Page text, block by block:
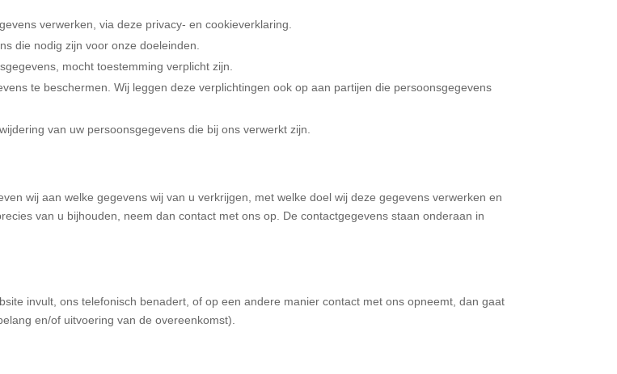
verwerken, via deze privacy- en cookieverklaring.
die nodig zijn voor onze doeleinden.
mocht toestemming verplicht zijn.
te beschermen. Wij leggen deze verplichtingen ook op aan partijen die persoonsgegevens
van uw persoonsgegevens die bij ons verwerkt zijn.
wij aan welke gegevens wij van u verkrijgen, met welke doel wij deze gegevens verwerken en
van u bijhouden, neem dan contact met ons op. De contactgegevens staan onderaan in
invult, ons telefonisch benadert, of op een andere manier contact met ons opneemt, dan gaat
en/of uitvoering van de overeenkomst).